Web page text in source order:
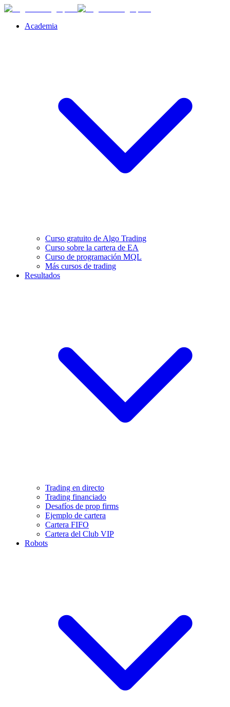
Academia
Curso gratuito de Algo Trading
Curso sobre la cartera de EA
Curso de programación MQL
Más cursos de trading
Resultados
Trading en directo
Trading financiado
Desafíos de prop firms
Ejemplo de cartera
Cartera FIFO
Cartera del Club VIP
Robots